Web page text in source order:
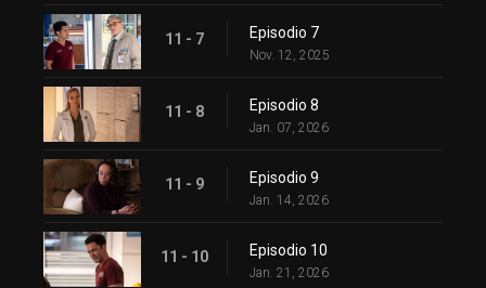
11 - 7 Episodio 7
Nov. 12, 2025
11 - 8 Episodio 8
Jan. 07, 2026
11 - 9 Episodio 9
Jan. 14, 2026
11 - 10 Episodio 10
Jan. 21, 2026